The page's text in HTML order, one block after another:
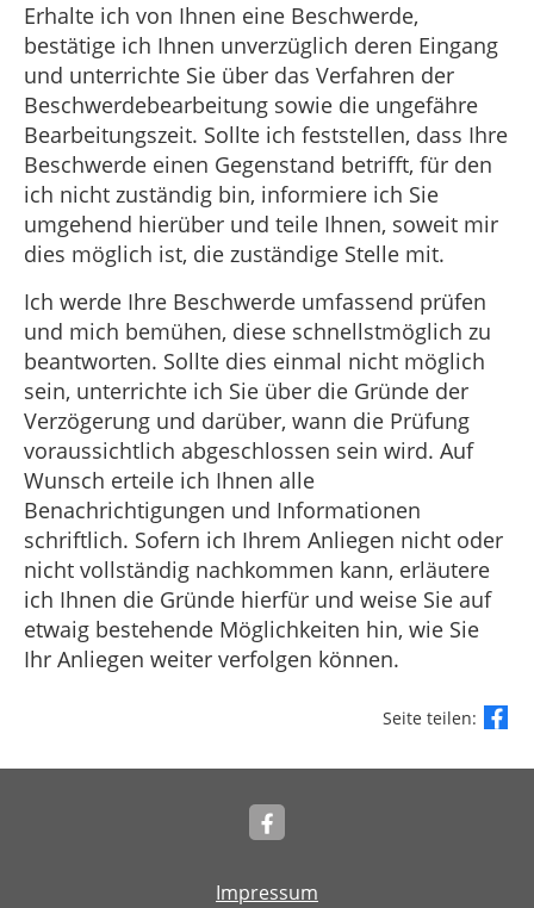
Erhalte ich von Ihnen eine Beschwerde,
bestätige ich Ihnen unverzüglich deren Eingang
und unterrichte Sie über das Verfahren der
Beschwerdebearbeitung sowie die ungefähre
Bearbeitungszeit. Sollte ich feststellen, dass Ihre
Beschwerde einen Gegenstand betrifft, für den
ich nicht zuständig bin, informiere ich Sie
umgehend hierüber und teile Ihnen, soweit mir
dies möglich ist, die zuständige Stelle mit.
Ich werde Ihre Beschwerde umfassend prüfen
und mich bemühen, diese schnellstmöglich zu
beantworten. Sollte dies einmal nicht möglich
sein, unterrichte ich Sie über die Gründe der
Verzögerung und darüber, wann die Prüfung
voraussichtlich abgeschlossen sein wird. Auf
Wunsch erteile ich Ihnen alle
Benachrichtigungen und Informationen
schriftlich. Sofern ich Ihrem Anliegen nicht oder
nicht vollständig nachkommen kann, erläutere
ich Ihnen die Gründe hierfür und weise Sie auf
etwaig bestehende Möglichkeiten hin, wie Sie
Ihr Anliegen weiter verfolgen können.
Seite teilen:
Impressum